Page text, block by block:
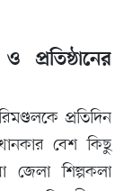
প্রতিষ্ঠানের
প্রতিদিন
বেশ কিছু
জেলা শিল্পকলা